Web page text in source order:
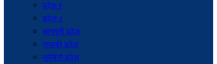
प्रदेश १
प्रदेश २
बागमती प्रदेश
गण्डकी प्रदेश
लुम्बिनी प्रदेश